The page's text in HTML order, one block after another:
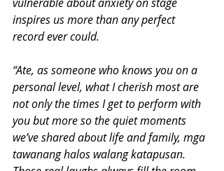
inspires us more than any perfect
record ever could.
“Ate, as someone who knows you on a
personal level, what I cherish most are
not only the times I get to perform with
you but more so the quiet moments
we’ve shared about life and family, mga
tawanang halos walang katapusan.